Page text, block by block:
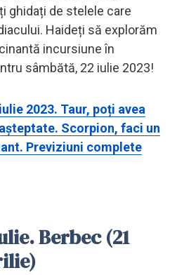
ghidați de stelele care
Haideți să explorăm
incursiune în
sâmbătă, 22 iulie 2023!
2023. Taur, poți avea
Scorpion, faci un
Previziuni complete
Berbec (21